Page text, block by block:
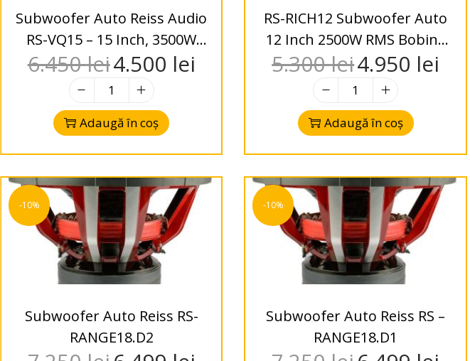
Subwoofer Auto Reiss Audio
RS-VQ15 – 15 Inch, 3500W
RMS, DVC 1 Ohm / 2 Ohm
6.450lei4.500 lei
Adaugă în coș
RS-RICH12 Subwoofer Auto
12 Inch 2500W RMS Bobină
Dublă 1 ohm / 2 ohm
5.300lei4.950 lei
Adaugă în coș
-10%
Subwoofer Auto Reiss RS-
RANGE18.D2
-10%
Subwoofer Auto Reiss RS –
RANGE18.D1